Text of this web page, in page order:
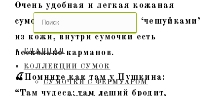
ГЛАВНАЯ
КОЛЛЕКЦИИ СУМОК
СУМОЧКИ C ФЕРМУАРОМ
Очень удобная и легкая кожаная
сумочка, декорированная ‘чешуйками’
из кожи, внутри сумочки есть
несколько карманов.
🍒Помните как там у Пушкина:
“Там чудеса: там леший бродит,